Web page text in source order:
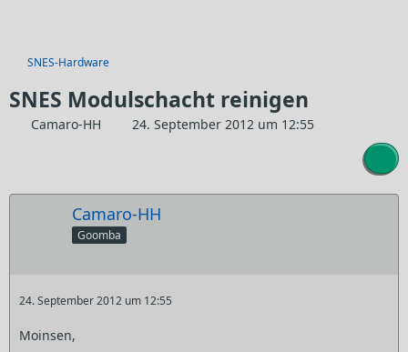
SNES-Hardware
SNES Modulschacht reinigen
Camaro-HH 24. September 2012 um 12:55
Camaro-HH
Goomba
24. September 2012 um 12:55
Moinsen,